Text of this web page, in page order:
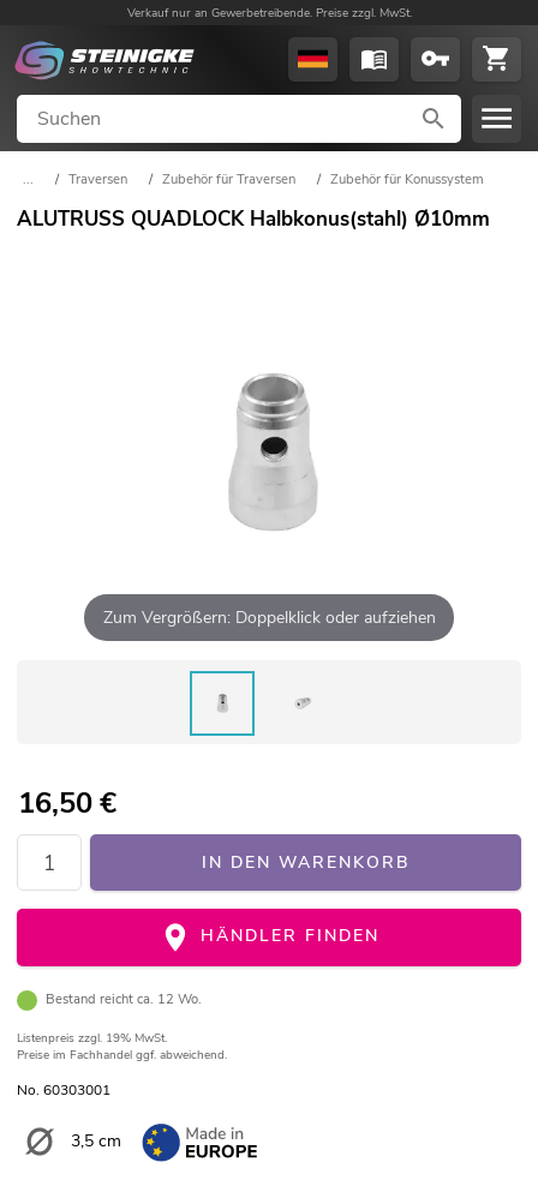
Verkauf nur an Gewerbetreibende. Preise zzgl. MwSt.
... / Traversen / Zubehör für Traversen / Zubehör für Konussystem
ALUTRUSS QUADLOCK Halbkonus(stahl) Ø10mm
Zum Vergrößern: Doppelklick oder aufziehen
16,50€
IN DEN WARENKORB
HÄNDLER FINDEN
Bestand reicht ca. 12 Wo.
Listenpreis zzgl. 19% MwSt.
Preise im Fachhandel ggf. abweichend.
No. 60303001
3,5 cm